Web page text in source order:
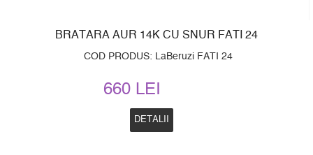
BRATARA AUR 14K CU SNUR FATI 24
COD PRODUS: LaBeruzi FATI 24
660 LEI
DETALII